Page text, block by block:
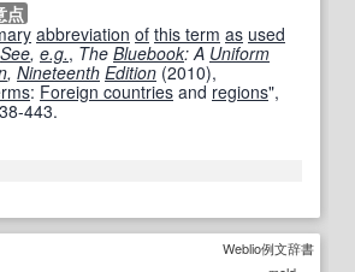
点
abbreviation of this term as used
See, e.g., The Bluebook: A Uniform
, Nineteenth Edition (2010),
: Foreign countries and regions",
443.
Weblio例文辞書